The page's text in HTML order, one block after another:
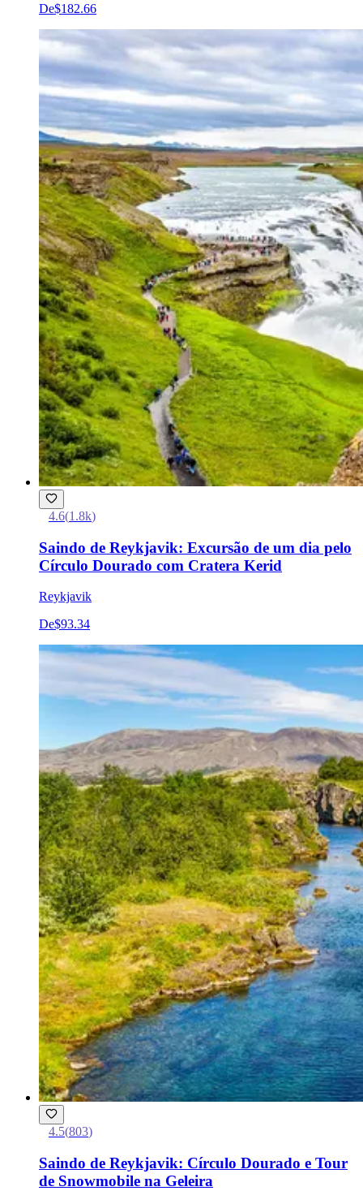
De$182.66
4.6(1.8k)
Saindo de Reykjavik: Excursão de um dia pelo
Círculo Dourado com Cratera Kerid
Reykjavik
De$93.34
4.5(803)
Saindo de Reykjavik: Círculo Dourado e Tour
de Snowmobile na Geleira